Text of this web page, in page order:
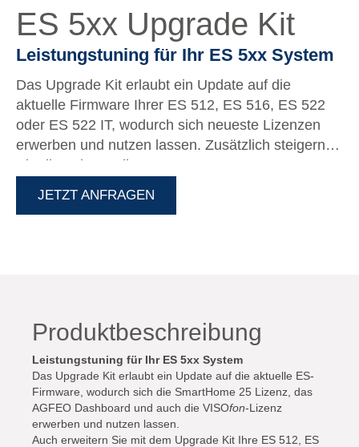
ES 5xx Upgrade Kit
Leistungstuning für Ihr ES 5xx System
Das Upgrade Kit erlaubt ein Update auf die
aktuelle Firmware Ihrer ES 512, ES 516, ES 522
oder ES 522 IT, wodurch sich neueste Lizenzen
erwerben und nutzen lassen. Zusätzlich steigern
Sie die Leistung ihres Systems.
JETZT ANFRAGEN
Produktbeschreibung
Leistungstuning für Ihr ES 5xx System
Das Upgrade Kit erlaubt ein Update auf die aktuelle ES-
Firmware, wodurch sich die SmartHome 25 Lizenz, das
AGFEO Dashboard und auch die VISOfon-Lizenz
erwerben und nutzen lassen.
Auch erweitern Sie mit dem Upgrade Kit Ihre ES 512, ES